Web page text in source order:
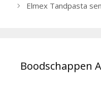
Elmex Tandpasta
Boodschappen